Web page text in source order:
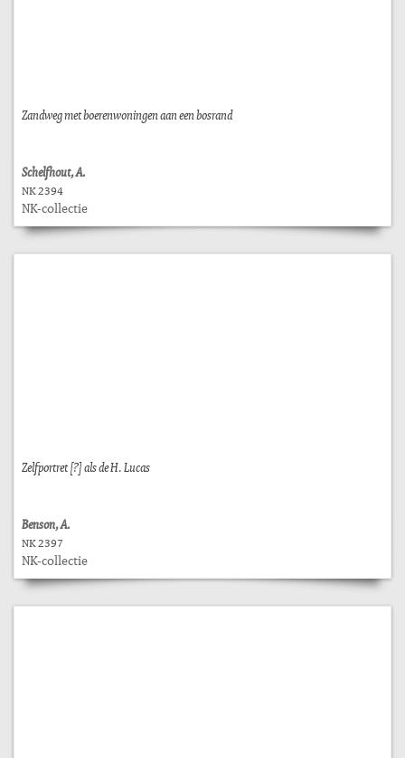
Zandweg met boerenwoningen aan een bosrand
Schelfhout, A.
NK 2394
NK-collectie
Zelfportret [?] als de H. Lucas
Benson, A.
NK 2397
NK-collectie